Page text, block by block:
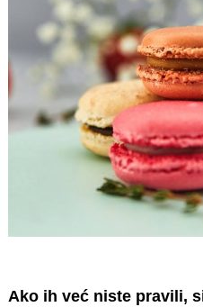
Ako ih već niste pravili,